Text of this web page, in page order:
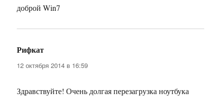
доброй Win7
Рифкат
12 октября 2014 в 16:59
Здравствуйте! Очень долгая перезагрузка ноутбука